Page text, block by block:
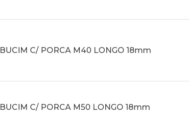
BUCIM C/ PORCA M40 LONGO 18mm
BUCIM C/ PORCA M50 LONGO 18mm